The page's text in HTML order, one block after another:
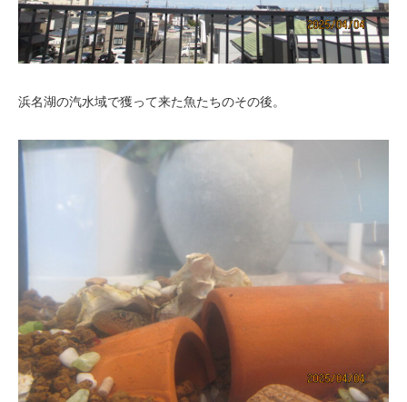
浜名湖の汽水域で獲って来た魚たちのその後。